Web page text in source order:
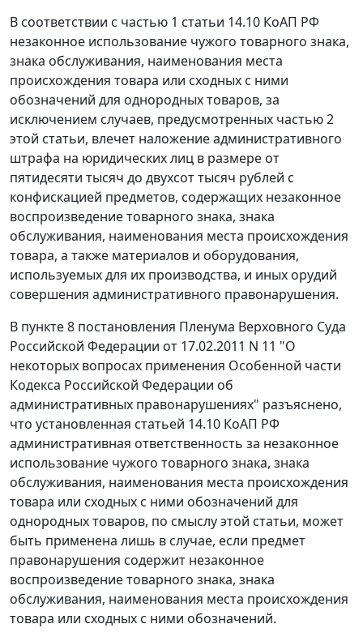
В соответствии с частью 1 статьи 14.10 КоАП РФ
незаконное использование чужого товарного знака,
знака обслуживания, наименования места
происхождения товара или сходных с ними
обозначений для однородных товаров, за
исключением случаев, предусмотренных частью 2
этой статьи, влечет наложение административного
штрафа на юридических лиц в размере от
пятидесяти тысяч до двухсот тысяч рублей с
конфискацией предметов, содержащих незаконное
воспроизведение товарного знака, знака
обслуживания, наименования места происхождения
товара, а также материалов и оборудования,
используемых для их производства, и иных орудий
совершения административного правонарушения.
В пункте 8 постановления Пленума Верховного Суда
Российской Федерации от 17.02.2011 N 11 "О
некоторых вопросах применения Особенной части
Кодекса Российской Федерации об
административных правонарушениях" разъяснено,
что установленная статьей 14.10 КоАП РФ
административная ответственность за незаконное
использование чужого товарного знака, знака
обслуживания, наименования места происхождения
товара или сходных с ними обозначений для
однородных товаров, по смыслу этой статьи, может
быть применена лишь в случае, если предмет
правонарушения содержит незаконное
воспроизведение товарного знака, знака
обслуживания, наименования места происхождения
товара или сходных с ними обозначений.